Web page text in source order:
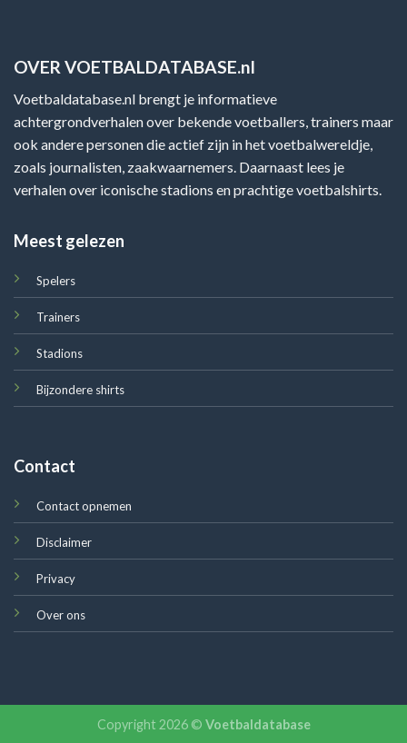
OVER VOETBALDATABASE.nl
Voetbaldatabase.nl brengt je informatieve
achtergrondverhalen over bekende voetballers, trainers maar
ook andere personen die actief zijn in het voetbalwereldje,
zoals journalisten, zaakwaarnemers. Daarnaast lees je
verhalen over iconische stadions en prachtige voetbalshirts.
Meest gelezen
Spelers
Trainers
Stadions
Bijzondere shirts
Contact
Contact opnemen
Disclaimer
Privacy
Over ons
Copyright 2026 © Voetbaldatabase